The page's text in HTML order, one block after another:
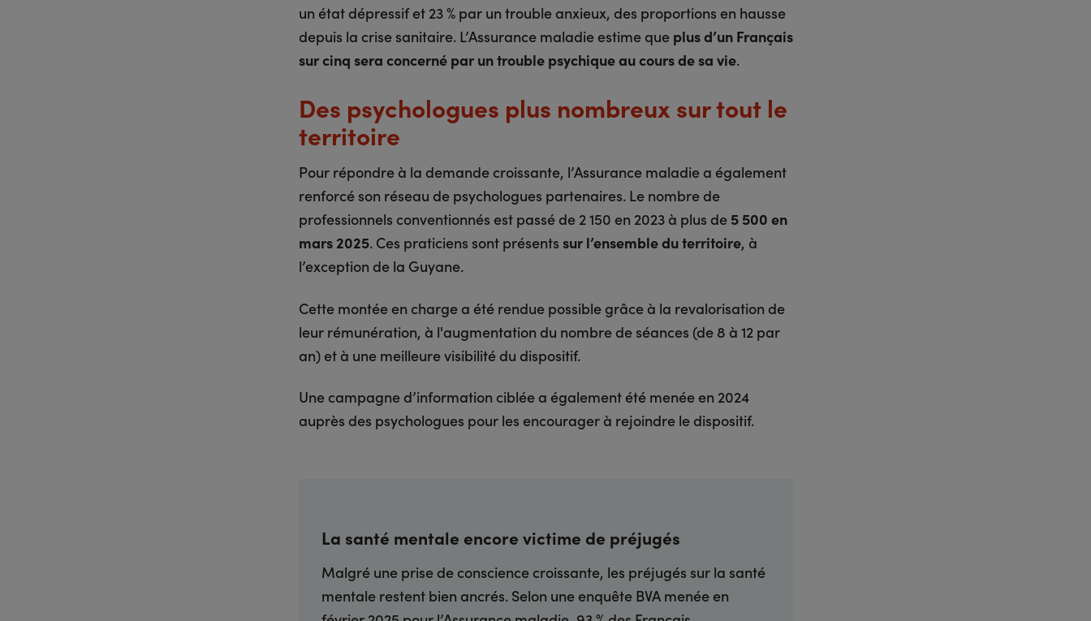
un état dépressif et 23 % par un trouble anxieux, des proportions en hausse
depuis la crise sanitaire. L’Assurance maladie estime que plus d’un Français
sur cinq sera concerné par un trouble psychique au cours de sa vie.
Des psychologues plus nombreux sur tout le
territoire
Pour répondre à la demande croissante, l’Assurance maladie a également
renforcé son réseau de psychologues partenaires. Le nombre de
professionnels conventionnés est passé de 2 150 en 2023 à plus de 5 500 en
mars 2025. Ces praticiens sont présents sur l’ensemble du territoire, à
l’exception de la Guyane.
Cette montée en charge a été rendue possible grâce à la revalorisation de
leur rémunération, à l'augmentation du nombre de séances (de 8 à 12 par
an) et à une meilleure visibilité du dispositif.
Une campagne d’information ciblée a également été menée en 2024
auprès des psychologues pour les encourager à rejoindre le dispositif.
La santé mentale encore victime de préjugés
Malgré une prise de conscience croissante, les préjugés sur la santé
mentale restent bien ancrés. Selon une enquête BVA menée en